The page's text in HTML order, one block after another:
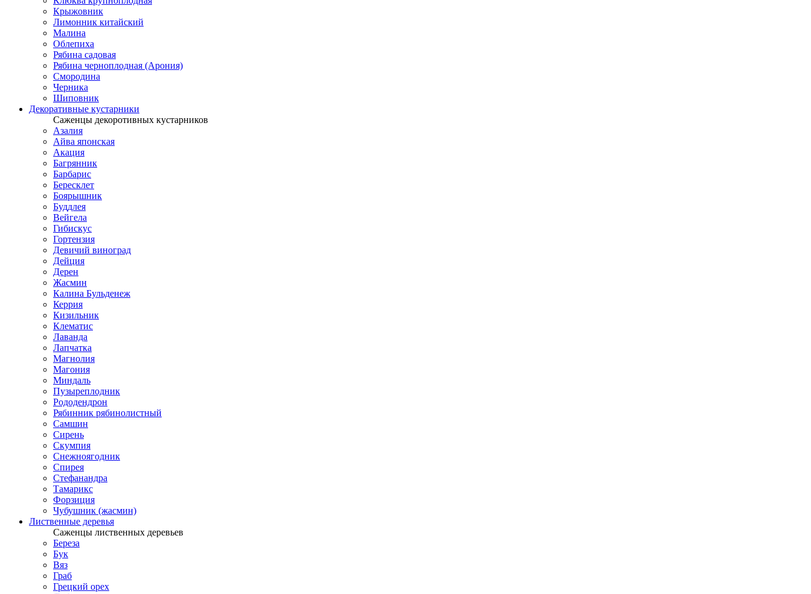
Крыжовник
Лимонник китайский
Малина
Облепиха
Рябина садовая
Рябина черноплодная (Арония)
Смородина
Черника
Шиповник
Декоративные кустарники
Саженцы декоротивных кустарников
Азалия
Айва японская
Акация
Багрянник
Барбарис
Бересклет
Боярышник
Буддлея
Вейгела
Гибискус
Гортензия
Девичий виноград
Дейция
Дерен
Жасмин
Калина Бульденеж
Керрия
Кизильник
Клематис
Лаванда
Лапчатка
Магнолия
Магония
Миндаль
Пузыреплодник
Рододендрон
Рябинник рябинолистный
Самшин
Сирень
Скумпия
Снежноягодник
Спирея
Стефанандра
Тамарикс
Форзиция
Чубушник (жасмин)
Лиственные деревья
Саженцы лиственных деревьев
Береза
Бук
Вяз
Граб
Грецкий орех